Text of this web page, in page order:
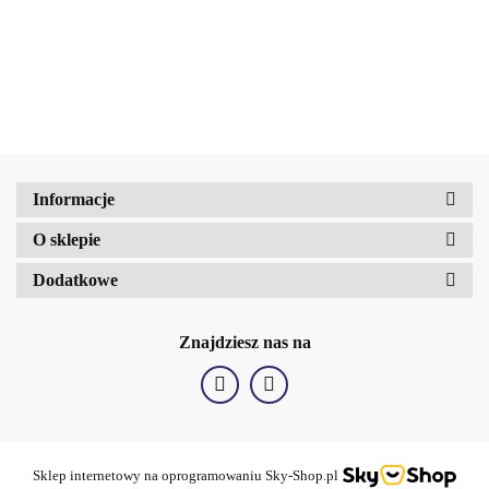
BellaOggi
Informacje
O sklepie
Dodatkowe
Znajdziesz nas na
Sklep internetowy na oprogramowaniu Sky-Shop.pl